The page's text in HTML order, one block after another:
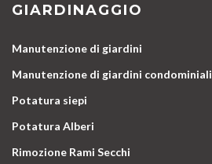
GIARDINAGGIO
Manutenzione di giardini
Manutenzione di giardini condominiali
Potatura siepi
Potatura Alberi
Rimozione Rami Secchi